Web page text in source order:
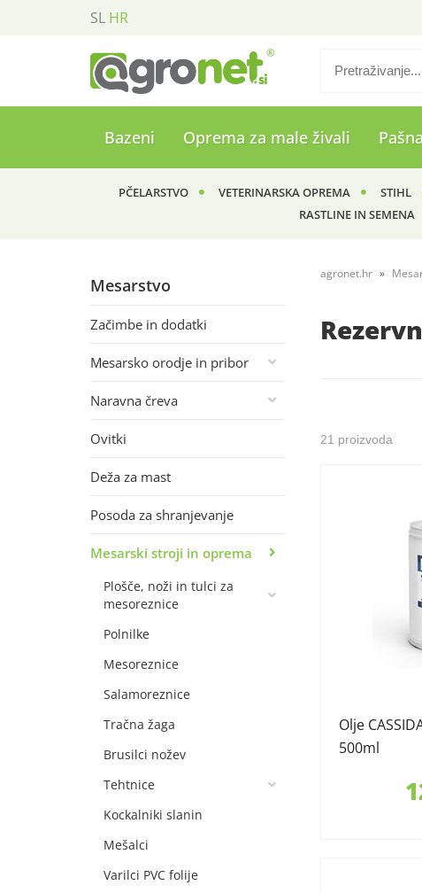
SL HR
Bazeni Oprema za male živali
PČELARSTVO VETERINARSKA OPREMA STIHL
RASTLINE IN SEMENA
Mesarstvo
Začimbe in dodatki
Mesarsko orodje in pribor
Naravna čreva
Ovitki
Deža za mast
Posoda za shranjevanje
Mesarski stroji in oprema
Plošče, noži in tulci za
mesoreznice
Polnilke
Mesoreznice
Salamoreznice
Tračna žaga
Brusilci nožev
Tehtnice
Kockalniki slanin
Mešalci
Varilci PVC folije
agronet.hr
21 proizvoda
Olje
500ml